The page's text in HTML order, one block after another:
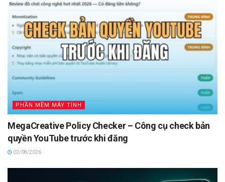
PHẦN MỀM MÁY TÍNH
MegaCreative Policy Checker – Công cụ check bản
quyền YouTube trước khi đăng
02/08/2026